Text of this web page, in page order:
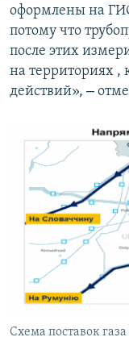
оформлены на
потому что
после этих
на территориях ,
действий», –
Схема поставок